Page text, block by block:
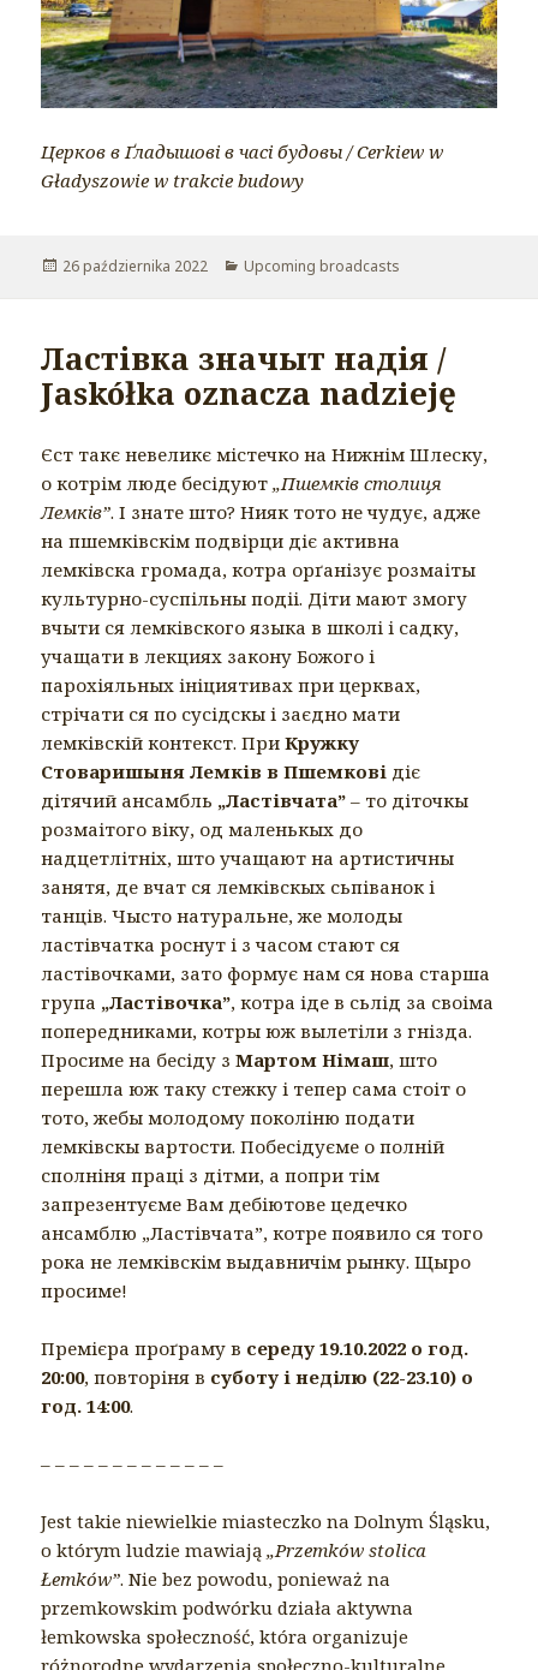
Церков в Ґладышові в часі будовы / Cerkiew w
Gładyszowie w trakcie budowy
Opublikowano
26 października 2022 Kategorie
Upcoming broadcasts
Ластівка значыт надія /
Jaskółka oznacza nadzieję
Єст такє невеликє містечко на Нижнім Шлеску,
о котрім люде бесідуют„Пшемків столиця
Лемків”. І знате што? Нияк тото не чудує, адже
на пшемківскім подвірци діє активна
лемківска громада, котра орґанізує розмаіты
культурно-суспільны подіі. Діти мают змогу
вчыти ся лемківского языка в школі і садку,
учащати в лекциях закону Божого і
парохіяльных ініциятивах при церквах,
стрічати ся по сусідскы і заєдно мати
лемківскій контекст. ПриКружку
Стоваришыня Лемків в Пшемкові діє
дітячий ансамбль „Ластівчата” – то діточкы
розмаітого віку, од маленькых до
надцетлітніх, што учащают на артистичны
занятя, де вчат ся лемківскых сьпіванок і
танців. Чысто натуральне, же молоды
ластівчатка роснут і з часом стают ся
ластівочками, зато формує нам ся нова старша
група „Ластівочка”, котра іде в сьлід за своіма
попередниками, котры юж вылетіли з гнізда.
Просиме на бесіду зМартом Німаш, што
перешла юж таку стежку і тепер сама стоіт о
тото, жебы молодому поколіню подати
лемківскы вартости. Побесідуєме о полній
сполніня праці з дітми, а попри тім
запрезентуєме Вам дебіютове цедечко
ансамблю „Ластівчата”, котре появило ся того
рока не лемківскім выдавничім рынку. Щыро
просиме!
Премієра проґраму в середу 19.10.2022 о год.
20:00, повторіня в суботу і неділю (22-23.10) о
год. 14:00.
– – – – – – – – – – – – –
Jest takie niewielkie miasteczko na Dolnym Śląsku,
o którym ludzie mawiają„Przemków stolica
Łemków”. Nie bez powodu, ponieważ na
przemkowskim podwórku działa aktywna
łemkowska społeczność, która organizuje
różnorodne wydarzenia społeczno-kulturalne.